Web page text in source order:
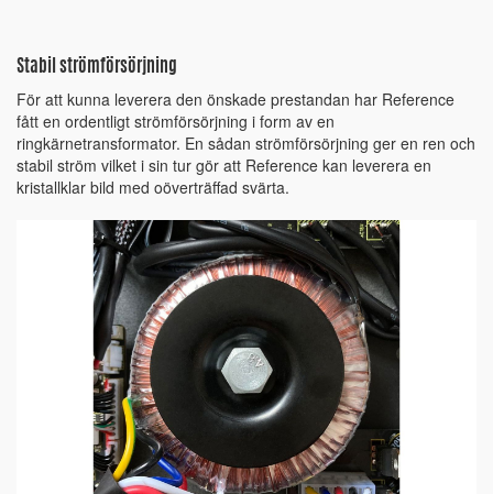
Stabil strömförsörjning
För att kunna leverera den önskade prestandan har Reference
fått en ordentligt strömförsörjning i form av en
ringkärnetransformator. En sådan strömförsörjning ger en ren och
stabil ström vilket i sin tur gör att Reference kan leverera en
kristallklar bild med oöverträffad svärta.